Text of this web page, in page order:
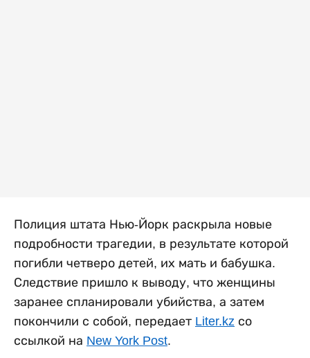
Полиция штата Нью-Йорк раскрыла новые
подробности трагедии, в результате которой
погибли четверо детей, их мать и бабушка.
Следствие пришло к выводу, что женщины
заранее спланировали убийства, а затем
покончили с собой, передает Liter.kz со
ссылкой на New York Post.